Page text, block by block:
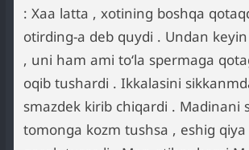
: Xaa latta , xotining boshqa
otirding-a deb quydi . Undan
, uni ham ami toʻla spermaga
oqib tushardi . Ikkalasini
smazdek kirib chiqardi . Madinani
tomonga kozm tushsa , eshig